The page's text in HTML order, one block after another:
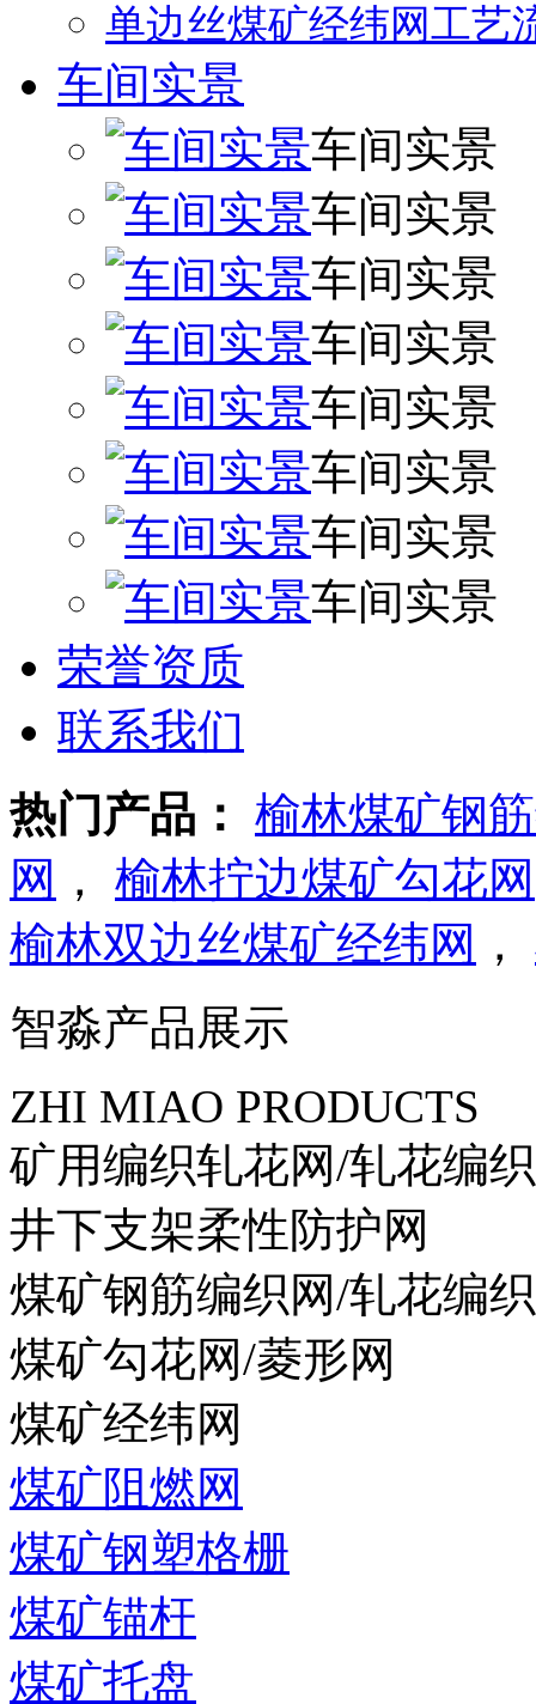
单边丝煤矿经纬网工艺
车间实景
车间实景
车间实景
车间实景
车间实景
车间实景
车间实景
车间实景
车间实景
荣誉资质
联系我们
热门产品： 榆林煤矿钢
网 ， 榆林拧边煤矿勾花网
榆林双边丝煤矿经纬网 ，
智淼产品展示
ZHI MIAO PRODUCTS
矿用编织轧花网/轧花编
井下支架柔性防护网
煤矿钢筋编织网/轧花编
煤矿勾花网/菱形网
煤矿经纬网
煤矿阻燃网
煤矿钢塑格栅
煤矿锚杆
煤矿托盘